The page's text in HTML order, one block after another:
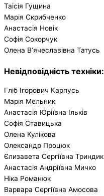
Таісія Гущина
Марія Скрибченко
Анастасія Новік
Софія Сокорчук
Олена В’ячеславівна Татусь
Невідповідність техніки:
Гліб Ігорович Карпусь
Марія Мельник
Анастасія Юріївна Ільків
Софія Ставицька
Олена Кулікова
Олександр Процюк
Єлизавета Сергіївна Триндик
Анастасія Андріївна Мичко
Ніка Романюк
Варвара Сергіївна Амосова